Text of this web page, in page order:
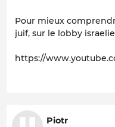
Pour mieux
juif, sur le lobby
https://
Piotr